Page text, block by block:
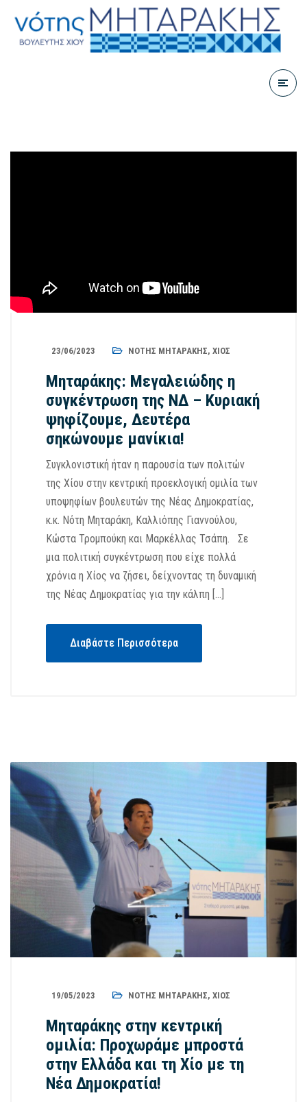
23/06/2023 ΝΌΤΗΣ ΜΗΤΑΡΆΚΗΣ, ΧΊΟΣ
Μηταράκης: Μεγαλειώδης η
συγκέντρωση της ΝΔ – Κυριακή
ψηφίζουμε, Δευτέρα
σηκώνουμε μανίκια!
Συγκλονιστική ήταν η παρουσία των πολιτών
της Χίου στην κεντρική προεκλογική ομιλία των
υποψηφίων βουλευτών της Νέας Δημοκρατίας,
κ.κ. Νότη Μηταράκη, Καλλιόπης Γιαννούλου,
Κώστα Τρομπούκη και Μαρκέλλας Τσάπη. Σε
μια πολιτική συγκέντρωση που είχε πολλά
χρόνια η Χίος να ζήσει, δείχνοντας τη δυναμική
της Νέας Δημοκρατίας για την κάλπη […]
Διαβάστε Περισσότερα
19/05/2023 ΝΌΤΗΣ ΜΗΤΑΡΆΚΗΣ, ΧΊΟΣ
Μηταράκης στην κεντρική
ομιλία: Προχωράμε μπροστά
στην Ελλάδα και τη Χίο με τη
Νέα Δημοκρατία!